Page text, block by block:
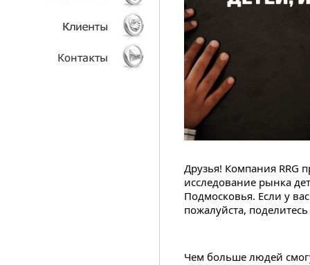
ПРОЕКТЫ
АНАЛИТИКА
КЛИЕНТЫ
Друзья! Компания RRG
исследование рынка
Подмосковья. Если у
пожалуйста,
Чем больше людей